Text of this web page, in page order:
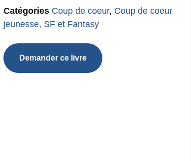
Catégories Coup de coeur, Coup de coeur
jeunesse, SF et Fantasy
Demander ce livre